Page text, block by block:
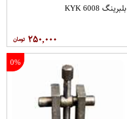
بلبرینگ 6008 KYK
۲۵۰,۰۰۰
0%